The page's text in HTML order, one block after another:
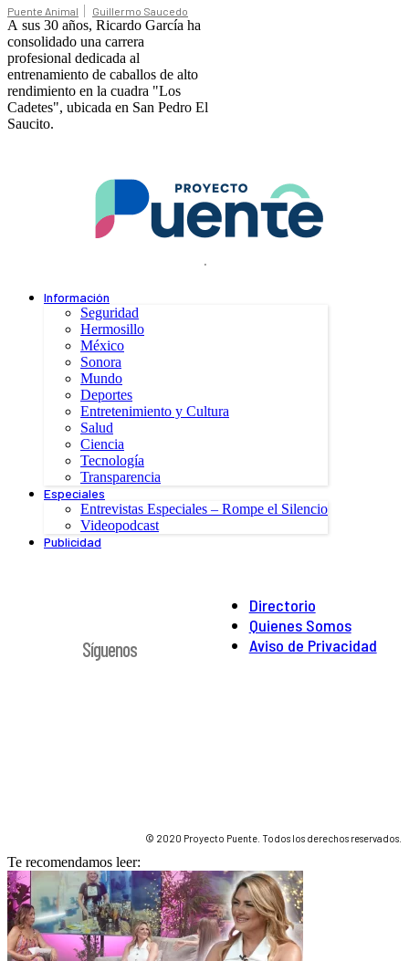
Puente Animal Guillermo Saucedo
A sus 30 años, Ricardo García ha
consolidado una carrera
profesional dedicada al
entrenamiento de caballos de alto
rendimiento en la cuadra "Los
Cadetes", ubicada en San Pedro El
Saucito.
.
Información
Seguridad
Hermosillo
México
Sonora
Mundo
Deportes
Entretenimiento y Cultura
Salud
Ciencia
Tecnología
Transparencia
Especiales
Entrevistas Especiales – Rompe el Silencio
Videopodcast
Publicidad
Directorio
Quienes Somos
Aviso de Privacidad
Síguenos
© 2020 Proyecto Puente. Todos los derechos reservados.
Te recomendamos leer: